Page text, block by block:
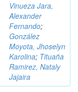
Vinueza Jara,
Alexander
Fernando;
González
Moyota, Jhoselyn
Karolina; Tituaña
Ramirez, Nataly
Jajaira